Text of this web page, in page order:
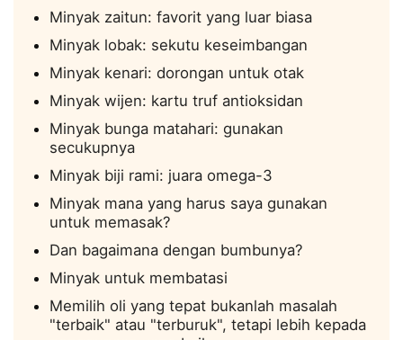
Minyak zaitun: favorit yang luar biasa
Minyak lobak: sekutu keseimbangan
Minyak kenari: dorongan untuk otak
Minyak wijen: kartu truf antioksidan
Minyak bunga matahari: gunakan
secukupnya
Minyak biji rami: juara omega-3
Minyak mana yang harus saya gunakan
untuk memasak?
Dan bagaimana dengan bumbunya?
Minyak untuk membatasi
Memilih oli yang tepat bukanlah masalah
"terbaik" atau "terburuk", tetapi lebih kepada